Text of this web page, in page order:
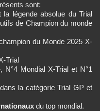
sont:
la légende absolue du Trial
de Champion du monde
du Monde 2025 X-
Trial
N°4 Mondial X-Trial et N°1
la catégorie Trial GP et
du top mondial.